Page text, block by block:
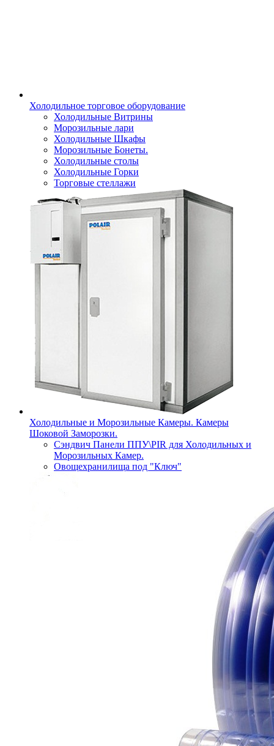
Холодильное торговое оборудование
Холодильные Витрины
Морозильные лари
Холодильные Шкафы
Морозильные Бонеты.
Холодильные столы
Холодильные Горки
Торговые стеллажи
Холодильные и Морозильные Камеры. Камеры
Шоковой Заморозки.
Сэндвич Панели ППУ\PIR для Холодильных и
Морозильных Камер.
Овощехранилища под "Ключ"